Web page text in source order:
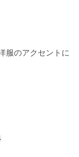
服のアクセントに